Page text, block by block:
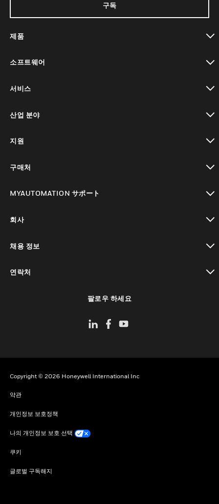
구독
제품
소프트웨어
서비스
산업 분야
지원
구매처
MYAUTOMATION サポート
회사
채용 정보
연락처
팔로우 하세요
Copyright © 2026 Honeywell International Inc
약관
개인정보 보호정책
나의 개인정보 보호 선택
쿠키
글로벌 구독해지